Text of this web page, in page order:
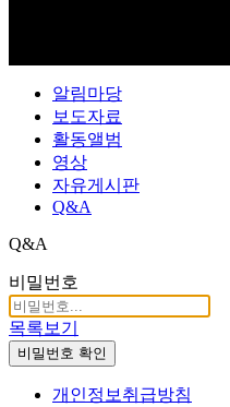
알림마당
보도자료
활동앨범
영상
자유게시판
Q&A
Q&A
비밀번호
목록보기
비밀번호 확인
개인정보취급방침